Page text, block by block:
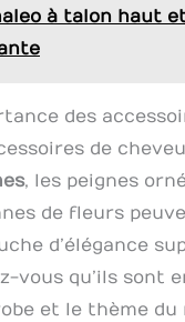
à talon haut
des
de
, les peignes
de fleurs
d’élégance
vous qu’ils sont
et le thème du